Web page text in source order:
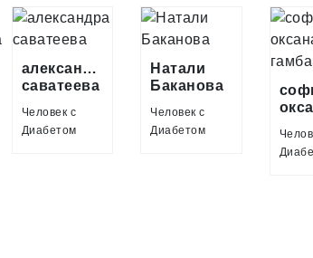
александра
саватеева
Человек с
Диабетом
Натали
Баканова
Человек с
Диабетом